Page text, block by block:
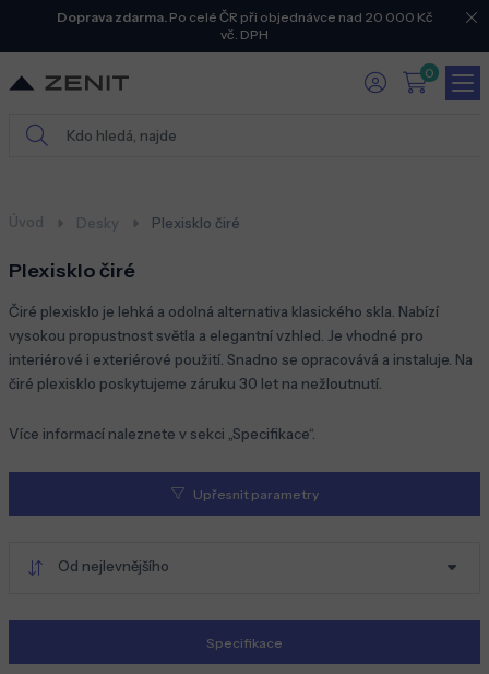
Doprava zdarma.Po celé ČR při objednávce nad 20 000 Kč
vč. DPH
0
Úvod Desky Plexisklo čiré
Plexisklo čiré
Čiré plexisklo je lehká a odolná alternativa klasického skla. Nabízí
vysokou propustnost světla a elegantní vzhled. Je vhodné pro
interiérové i exteriérové použití. Snadno se opracovává a instaluje. Na
čiré plexisklo poskytujeme záruku 30 let na nežloutnutí.
Více informací naleznete v sekci „Specifikace“.
Upřesnit parametry
Od nejlevnějšího
Specifikace